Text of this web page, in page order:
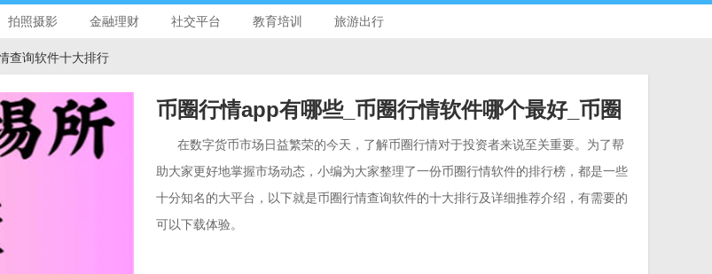
拍照摄影 金融理财 社交平台 教育培训 旅游出行
查询软件十大排行
币圈行情app有哪些_币圈行情软件哪个最好_币圈
行情查询软件十大排行
在数字货币市场日益繁荣的今天，了解币圈行情对于投资者来说至关重要。为了帮
助大家更好地掌握市场动态，小编为大家整理了一份币圈行情软件的排行榜，都是一些
十分知名的大平台，以下就是币圈行情查询软件的十大排行及详细推荐介绍，有需要的
可以下载体验。